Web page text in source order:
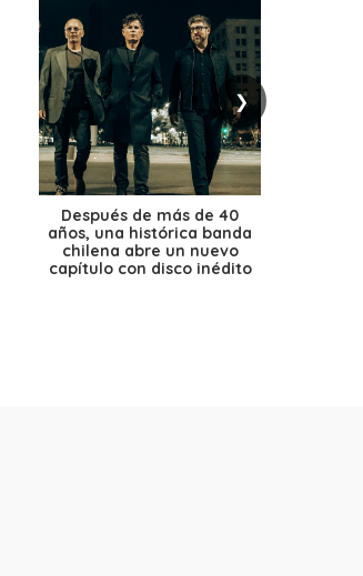
❯
Después de más de 40
años, una histórica banda
chilena abre un nuevo
capítulo con disco inédito